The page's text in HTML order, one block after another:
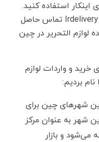
اینکار استفاده کنید.
علاوه بر این، می‌توانید با شرکت Irdelivery تماس حاصل
لوازم التحریر در چین
خرید و واردات لوازم
بردیم:
شهرهای چین برای
شهر به عنوان مرکز
و بازار